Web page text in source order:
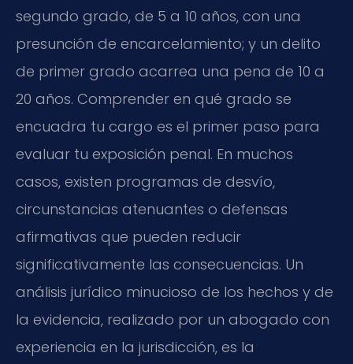
segundo grado, de 5 a 10 años, con una
presunción de encarcelamiento; y un delito
de primer grado acarrea una pena de 10 a
20 años. Comprender en qué grado se
encuadra tu cargo es el primer paso para
evaluar tu exposición penal. En muchos
casos, existen programas de desvío,
circunstancias atenuantes o defensas
afirmativas que pueden reducir
significativamente las consecuencias. Un
análisis jurídico minucioso de los hechos y de
la evidencia, realizado por un abogado con
experiencia en la jurisdicción, es la